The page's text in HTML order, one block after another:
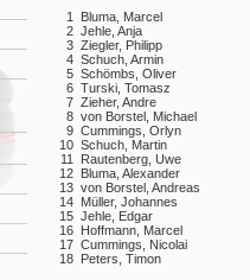
1
Bluma, Marcel
2 Jehle, Anja
3 Ziegler, Philipp
4 Schuch, Armin
5 Schömbs, Oliver
6 Turski, Tomasz
7 Zieher, Andre
8 von Borstel, Michael
9 Cummings, Orlyn
10 Schuch, Martin
11
Rautenberg, Uwe
12 Bluma, Alexander
13 von Borstel, Andreas
14 Müller, Johannes
15 Jehle, Edgar
16 Hoffmann, Marcel
17 Cummings, Nicolai
18 Peters, Timon